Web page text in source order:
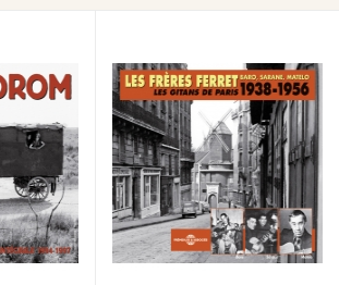
Raffalli • Flambée montalbanaise
Matelot Didier Roussin • Panique
La bande des trois Boulou et Elios Ferré
Annie Papin • Mr Grappelli Mlle Swing •
• Roses de Picardie Rodolphe
• Nany Jean Corti • De partout
Bolling/Stéphane Grappelli • Rue de la
Didi Duprat • Passez la monnaie Les